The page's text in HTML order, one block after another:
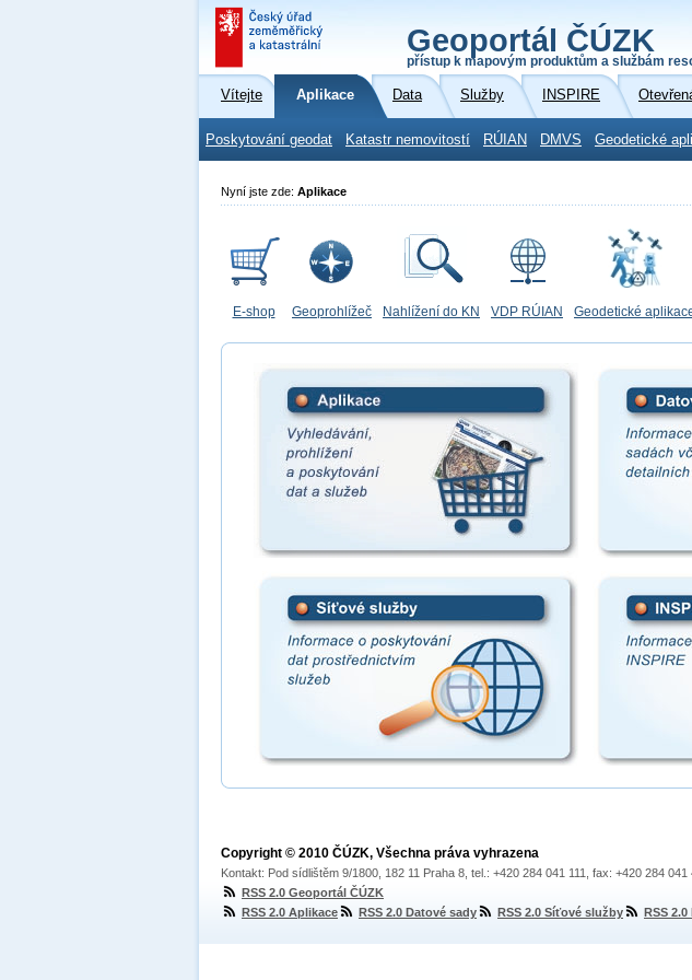
Geoportál ČÚZK
přístup k mapovým produktům a službám
Vítejte Aplikace Data Služby INSPIRE
Poskytování geodat Katastr nemovitostí RÚIAN DMVS Geodetické
Nyní jste zde: Aplikace
E-shop Geoprohlížeč Nahlížení do KN VDP RÚIAN Geodetické
Copyright © 2010 ČÚZK, Všechna práva vyhrazena
Kontakt: Pod sídlištěm 9/1800, 182 11 Praha 8, tel.: +420 284 041 111, fax: +420 284 041
RSS 2.0 Geoportál ČÚZK
RSS 2.0 Aplikace
RSS 2.0 Datové sady RSS 2.0 Síťové služby RSS 2.0